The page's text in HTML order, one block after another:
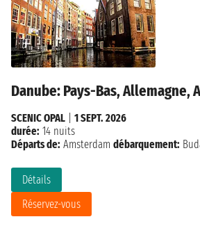
Danube: Pays-Bas, Allemagne,
Détails
Réservez-vous
SCENIC OPAL
1 SEPT. 2026
durée: 14 nuits
Départs de: Amsterdam débarquement: